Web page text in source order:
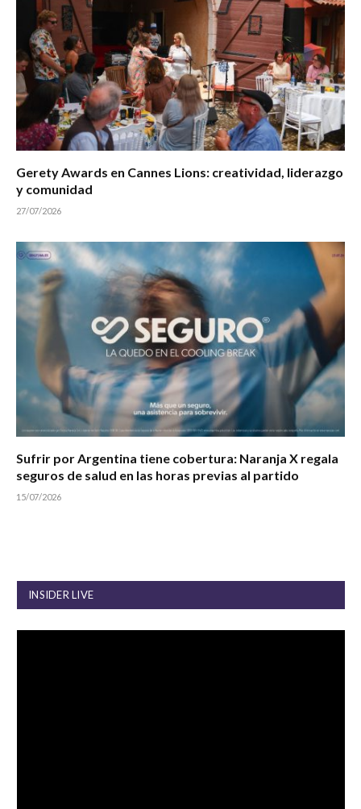
Gerety Awards en Cannes Lions: creatividad, liderazgo
y comunidad
27/07/2026
Sufrir por Argentina tiene cobertura: Naranja X regala
seguros de salud en las horas previas al partido
15/07/2026
INSIDER LIVE